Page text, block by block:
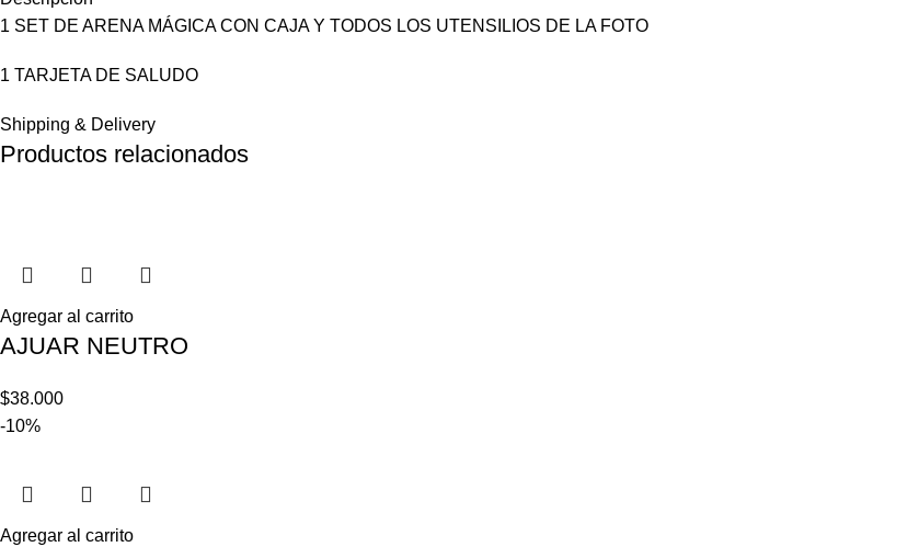
1 SET DE ARENA MÁGICA CON CAJA Y TODOS LOS UTENSILIOS DE LA FOTO
1 TARJETA DE SALUDO
Shipping & Delivery
Productos relacionados
Agregar al carrito
AJUAR NEUTRO
$38.000
-10%
Agregar al carrito